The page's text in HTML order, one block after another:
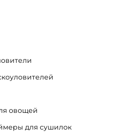
овощей
для сушилок